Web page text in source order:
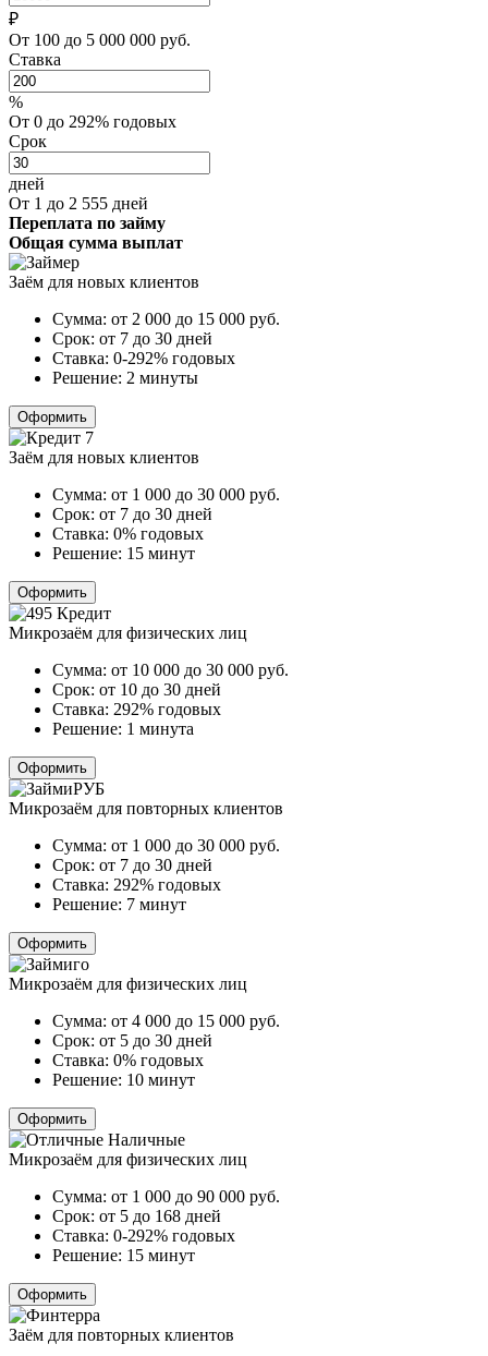
₽
От 100 до 5 000 000 руб.
Ставка
%
От 0 до 292% годовых
Срок
дней
От 1 до 2 555 дней
Переплата по займу
Общая сумма выплат
Заём для новых клиентов
Сумма: от 2 000 до 15 000 руб.
Срок: от 7 до 30 дней
Ставка: 0-292% годовых
Решение: 2 минуты
Оформить
Заём для новых клиентов
Сумма: от 1 000 до 30 000 руб.
Срок: от 7 до 30 дней
Ставка: 0% годовых
Решение: 15 минут
Оформить
Микрозаём для физических лиц
Сумма: от 10 000 до 30 000 руб.
Срок: от 10 до 30 дней
Ставка: 292% годовых
Решение: 1 минута
Оформить
Микрозаём для повторных клиентов
Сумма: от 1 000 до 30 000 руб.
Срок: от 7 до 30 дней
Ставка: 292% годовых
Решение: 7 минут
Оформить
Микрозаём для физических лиц
Сумма: от 4 000 до 15 000 руб.
Срок: от 5 до 30 дней
Ставка: 0% годовых
Решение: 10 минут
Оформить
Микрозаём для физических лиц
Сумма: от 1 000 до 90 000 руб.
Срок: от 5 до 168 дней
Ставка: 0-292% годовых
Решение: 15 минут
Оформить
Заём для повторных клиентов